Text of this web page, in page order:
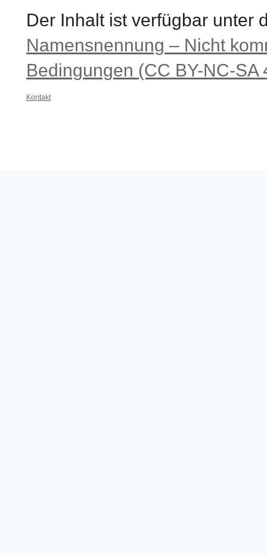
Der Inhalt ist verfügbar unter
Namensnennung – Nicht
Bedingungen (CC BY-NC-SA
Kontakt